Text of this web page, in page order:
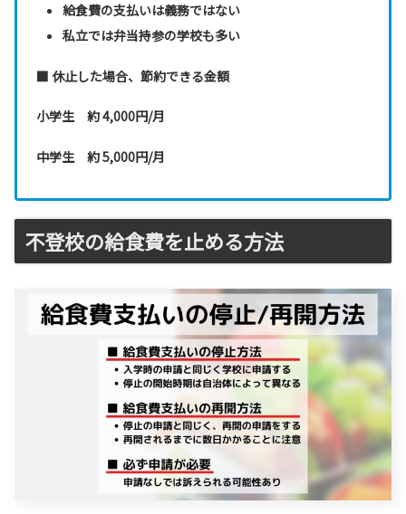
給食費の支払いは義務ではない
私立では弁当持参の学校も多い
■ 休止した場合、節約できる金額
小学生 約 4,000円/月
中学生 約 5,000円/月
不登校の給食費を止める方法